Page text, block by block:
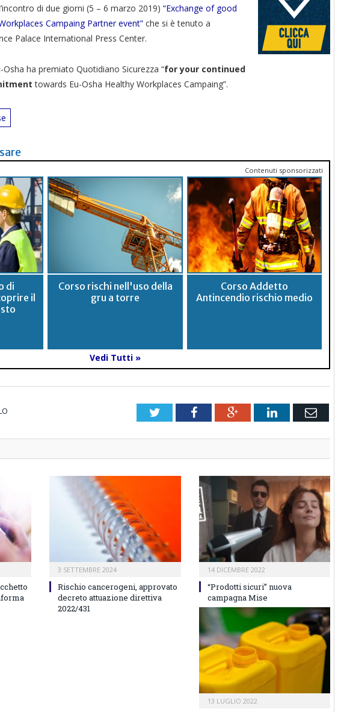
di due giorni (5 – 6 marzo 2019) “Exchange of good
Campaing Partner event” che si è tenuto a
Palace International Press Center.
ha premiato Quotidiano Sicurezza “for your continued
towards Eu-Osha Healthy Workplaces Campaing”.
Contenuti sponsorizzati
di
il
Corso rischi nell'uso della
gru a torre
Corso Addetto
Antincendio rischio medio
Vedi Tutti »
TwitterFacebookGoogle+LinkedInEmail
3 SETTEMBRE 2024
Rischio cancerogeni, approvato
decreto attuazione direttiva
2022/431
14 DICEMBRE 2022
“Prodotti sicuri” nuova
campagna Mise
13 LUGLIO 2022